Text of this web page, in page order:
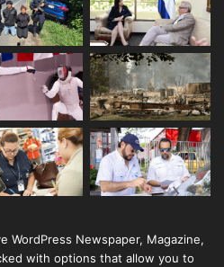
WordPress Newspaper, Magazine,
with options that allow you to